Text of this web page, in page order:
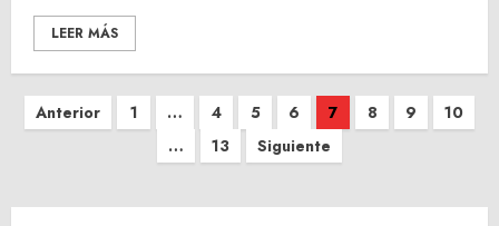
LEER MÁS
Paginación
Anterior 1 … 4 5 6 7 8 9
10
…
13 Siguiente